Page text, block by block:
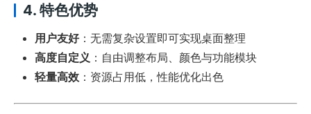
4. 特色优势
用户友好：无需复杂设置即可实现桌面整理
高度自定义 ：自由调整布局、颜色与功能模块
轻量高效 ：资源占用低，性能优化出色